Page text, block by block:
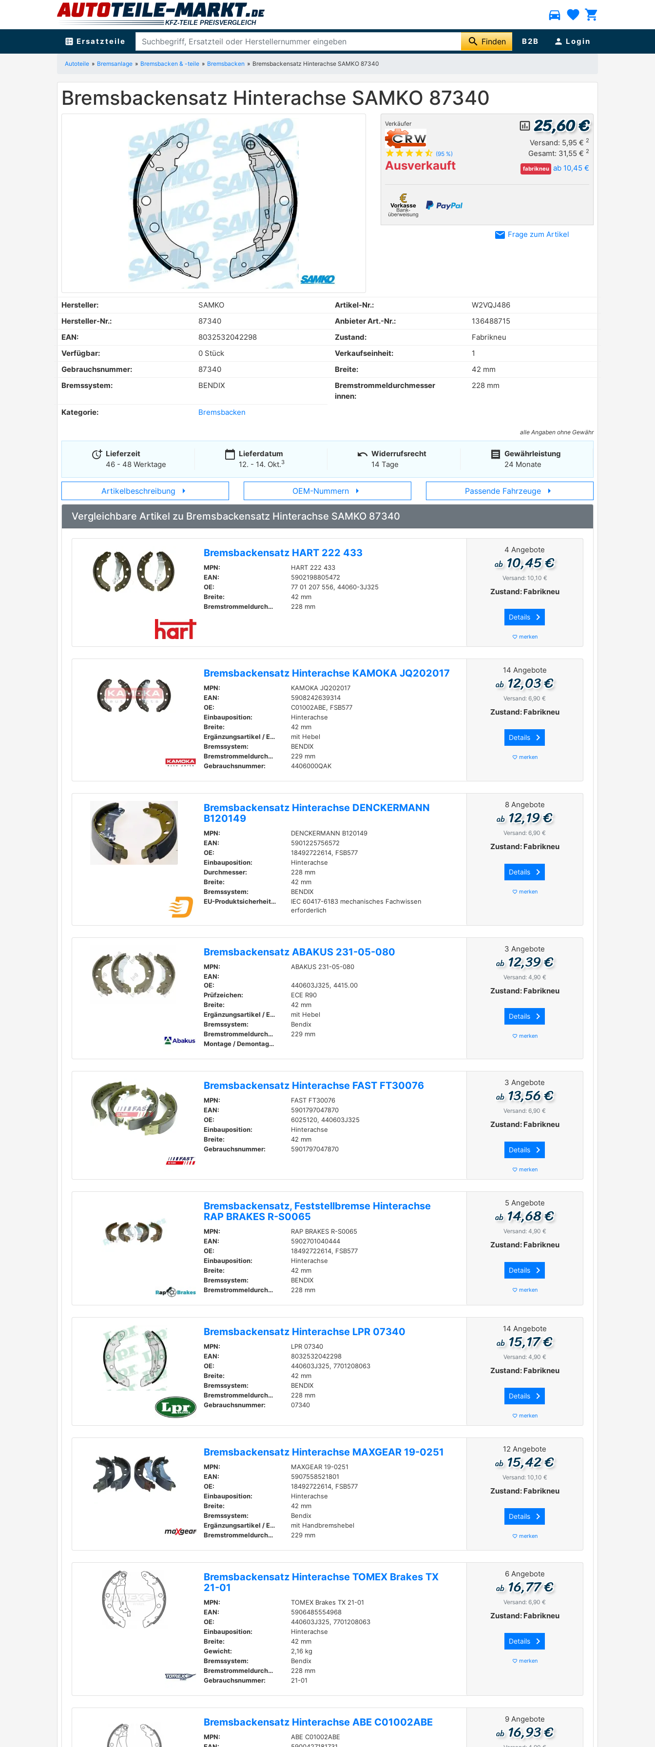
directions_car favorite shopping_cart
ballot Ersatzteile search Finden B2B person Login
Autoteile Bremsanlage Bremsbacken & -teile Bremsbacken Bremsbackensatz Hinterachse SAMKO 87340
Bremsbackensatz Hinterachse SAMKO 87340
Verkäufer
star star star star star_half (95 %)
Ausverkauft
insert_chart_outlined 25,60 €
Versand: 5,95 € 2
Gesamt: 31,55 € 2
fabrikneu ab 10,45 €
email Frage zum Artikel
Hersteller: SAMKO Artikel-Nr.:
W2VQJ486
Hersteller-Nr.:
87340 Anbieter Art.-Nr.:
136488715
EAN:
8032532042298 Zustand:
Fabrikneu
Verfügbar:
0 Stück Verkaufseinheit:
1
Gebrauchsnummer:
87340 Breite:
42 mm
Bremssystem:
BENDIX
Bremstrommeldurchmesser
innen:
228 mm
Kategorie: Bremsbacken
alle Angaben ohne Gewähr
more_time Lieferzeit
46 - 48 Werktage
calendar_today Lieferdatum
12. - 14. Okt.3
undo Widerrufsrecht
14 Tage
receipt Gewährleistung
24 Monate
Artikelbeschreibung arrow_right OEM-Nummern arrow_right Passende Fahrzeuge arrow_right
Vergleichbare Artikel zu Bremsbackensatz Hinterachse SAMKO 87340
Bremsbackensatz HART 222 433
MPN:
HART 222 433
EAN:
5902198805472
OE:
77 01 207 556, 44060-3J325
Breite:
42 mm
Bremstrommeldurchmesser innen:
228 mm
4 Angebote
ab10,45 €
Versand: 10,10 €
Zustand: Fabrikneu
Details keyboard_arrow_right
favorite_border merken
Bremsbackensatz Hinterachse KAMOKA JQ202017
MPN:
KAMOKA JQ202017
EAN:
5908242639314
OE:
C01002ABE, FSB577
Einbauposition:
Hinterachse
Breite:
42 mm
Ergänzungsartikel / Ergänzende Info:
mit Hebel
Bremssystem:
BENDIX
Bremstrommeldurchmesser innen:
229 mm
Gebrauchsnummer:
4406000QAK
14 Angebote
ab12,03 €
Versand: 6,90 €
Zustand: Fabrikneu
Details keyboard_arrow_right
favorite_border merken
Bremsbackensatz Hinterachse DENCKERMANN
B120149
MPN:
DENCKERMANN B120149
EAN:
5901225756572
OE:
18492722614, FSB577
Einbauposition:
Hinterachse
Durchmesser:
228 mm
Breite:
42 mm
Bremssystem:
BENDIX
EU-Produktsicherheitsverordnung (GPSR):
IEC 60417-6183 mechanisches Fachwissen
erforderlich
8 Angebote
ab12,19 €
Versand: 6,90 €
Zustand: Fabrikneu
Details keyboard_arrow_right
favorite_border merken
Bremsbackensatz ABAKUS 231-05-080
MPN:
ABAKUS 231-05-080
EAN:
OE:
440603J325, 4415.00
Prüfzeichen:
ECE R90
Breite:
42 mm
Ergänzungsartikel / Ergänzende Info:
mit Hebel
Bremssystem:
Bendix
Bremstrommeldurchmesser innen:
229 mm
Montage / Demontage durch Fachpersonal erforderlich!
3 Angebote
ab12,39 €
Versand: 4,90 €
Zustand: Fabrikneu
Details keyboard_arrow_right
favorite_border merken
Bremsbackensatz Hinterachse FAST FT30076
MPN:
FAST FT30076
EAN:
5901797047870
OE:
6025120, 440603J325
Einbauposition:
Hinterachse
Breite:
42 mm
Gebrauchsnummer:
5901797047870
3 Angebote
ab13,56 €
Versand: 6,90 €
Zustand: Fabrikneu
Details keyboard_arrow_right
favorite_border merken
Bremsbackensatz, Feststellbremse Hinterachse
RAP BRAKES R-S0065
MPN:
RAP BRAKES R-S0065
EAN:
5902701040444
OE:
18492722614, FSB577
Einbauposition:
Hinterachse
Breite:
42 mm
Bremssystem:
BENDIX
Bremstrommeldurchmesser innen:
228 mm
5 Angebote
ab14,68 €
Versand: 4,90 €
Zustand: Fabrikneu
Details keyboard_arrow_right
favorite_border merken
Bremsbackensatz Hinterachse LPR 07340
MPN:
LPR 07340
EAN:
8032532042298
OE:
440603J325, 7701208063
Breite:
42 mm
Bremssystem:
BENDIX
Bremstrommeldurchmesser innen:
228 mm
Gebrauchsnummer:
07340
14 Angebote
ab15,17 €
Versand: 4,90 €
Zustand: Fabrikneu
Details keyboard_arrow_right
favorite_border merken
Bremsbackensatz Hinterachse MAXGEAR 19-0251
MPN:
MAXGEAR 19-0251
EAN:
5907558521801
OE:
18492722614, FSB577
Einbauposition:
Hinterachse
Breite:
42 mm
Bremssystem:
Bendix
Ergänzungsartikel / Ergänzende Info 2:
mit Handbremshebel
Bremstrommeldurchmesser innen:
229 mm
12 Angebote
ab15,42 €
Versand: 10,10 €
Zustand: Fabrikneu
Details keyboard_arrow_right
favorite_border merken
Bremsbackensatz Hinterachse TOMEX Brakes TX
21-01
MPN:
TOMEX Brakes TX 21-01
EAN:
5906485554968
OE:
440603J325, 7701208063
Einbauposition:
Hinterachse
Breite:
42 mm
Gewicht:
2,16 kg
Bremssystem:
Bendix
Bremstrommeldurchmesser innen:
228 mm
Gebrauchsnummer:
21-01
6 Angebote
ab16,77 €
Versand: 6,90 €
Zustand: Fabrikneu
Details keyboard_arrow_right
favorite_border merken
Bremsbackensatz Hinterachse ABE C01002ABE
MPN:
ABE C01002ABE
9 Angebote
ab16,93 €